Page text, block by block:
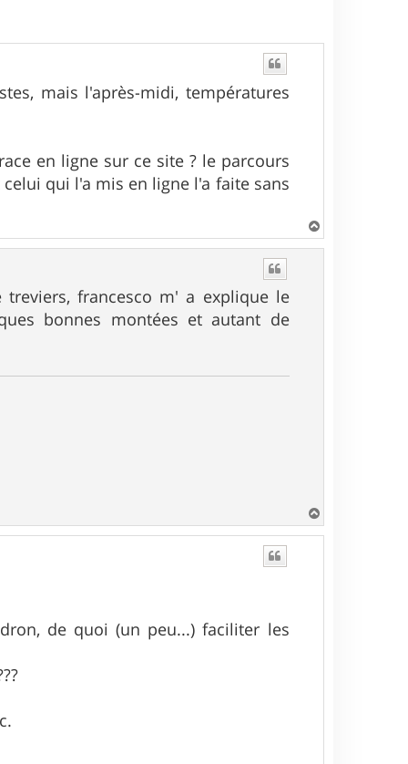
mais l'après-midi, températures
en ligne sur ce site ? le parcours
qui l'a mis en ligne l'a faite sans
a
francesco m' a explique le
bonnes montées et autant de
a
u
de quoi (un peu...) faciliter les